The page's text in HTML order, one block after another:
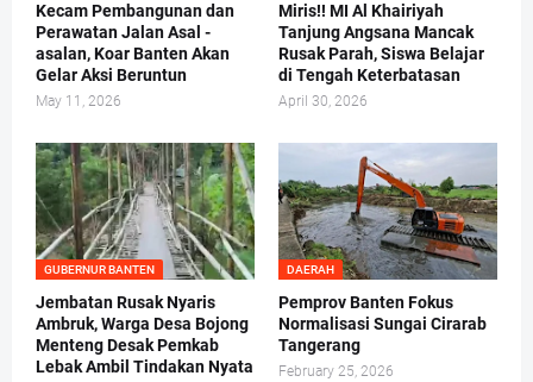
Kecam Pembangunan dan
Perawatan Jalan Asal -
asalan, Koar Banten Akan
Gelar Aksi Beruntun
May 11, 2026
Miris!! MI Al Khairiyah
Tanjung Angsana Mancak
Rusak Parah, Siswa Belajar
di Tengah Keterbatasan
April 30, 2026
GUBERNUR BANTEN
Jembatan Rusak Nyaris
Ambruk, Warga Desa Bojong
Menteng Desak Pemkab
Lebak Ambil Tindakan Nyata
DAERAH
Pemprov Banten Fokus
Normalisasi Sungai Cirarab
Tangerang
February 25, 2026